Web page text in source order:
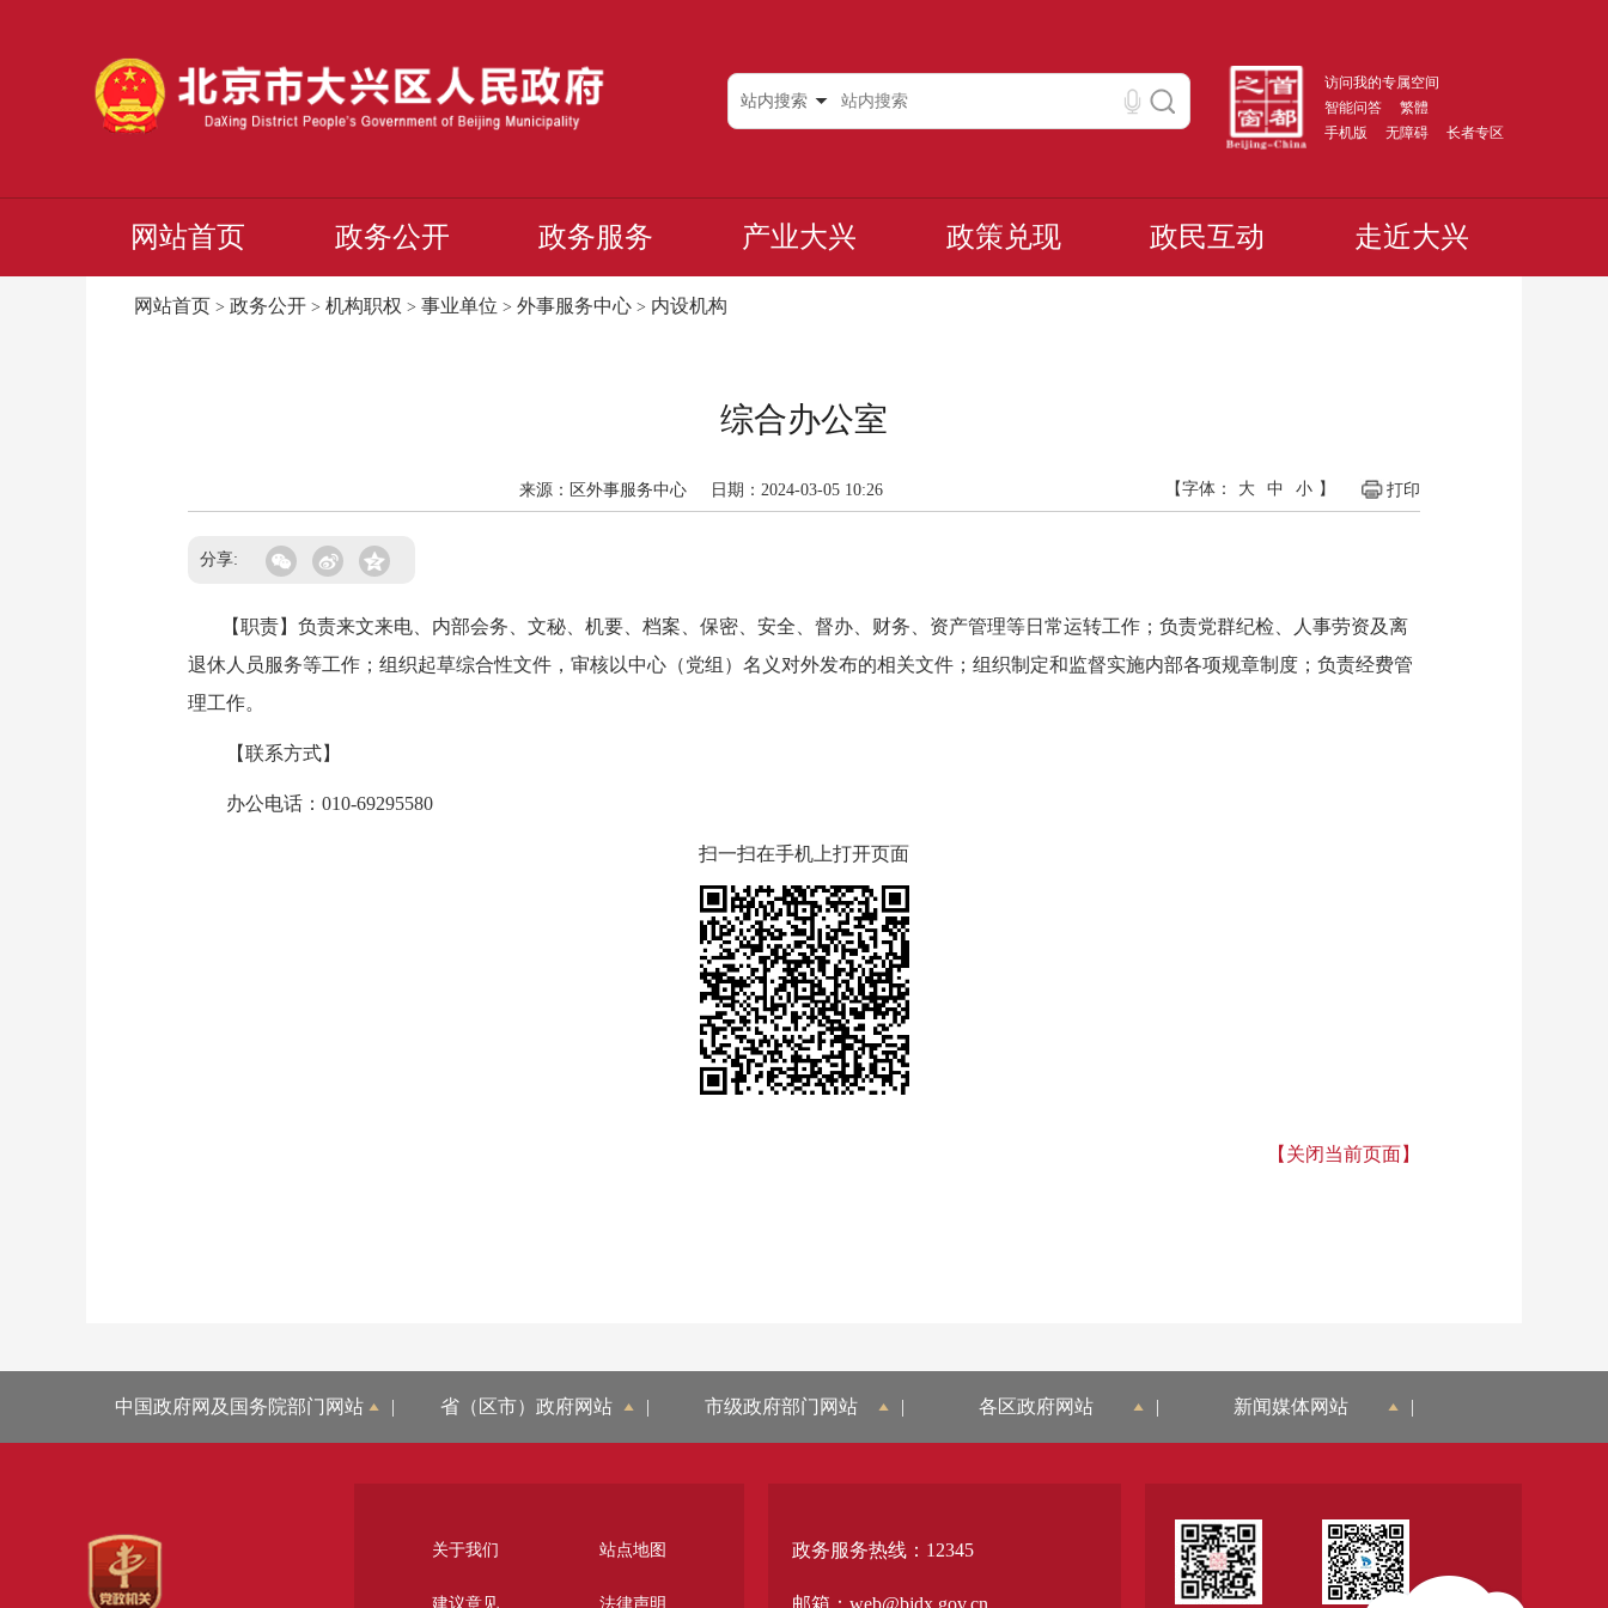
访问我的专属空间
智能问答
繁體
手机版
无障碍 长者专区
站内搜索
网站首页 政务公开 政务服务 产业大兴 政策兑现 政民互动 走近大兴
网站首页 > 政务公开 > 机构职权 > 事业单位 > 外事服务中心 > 内设机构
综合办公室
来源：区外事服务中心 日期：2024-03-05 10:26 打印
【字体： 大 中 小 】
分享:
【职责】负责来文来电、内部会务、文秘、机要、档案、保密、安全、督办、财务、资产管理等日常运转工作；负责党群纪检、人事劳资及离
退休人员服务等工作；组织起草综合性文件，审核以中心（党组）名义对外发布的相关文件；组织制定和监督实施内部各项规章制度；负责经费管
理工作。
【联系方式】
办公电话：010-69295580
扫一扫在手机上打开页面
【关闭当前页面】
中国政府网及国务院部门网站 | 省（区市）政府网站 | 市级政府部门网站 | 各区政府网站 | 新闻媒体网站 |
关于我们 站点地图
建议意见 法律声明
政务服务热线：12345
邮箱：web@bjdx.gov.cn